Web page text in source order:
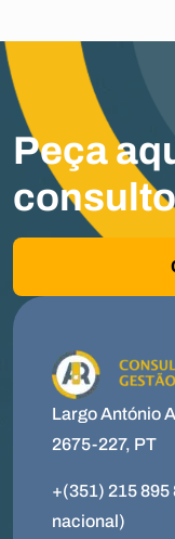
Peça
Largo António
2675-227, PT
+(351) 215
nacional)